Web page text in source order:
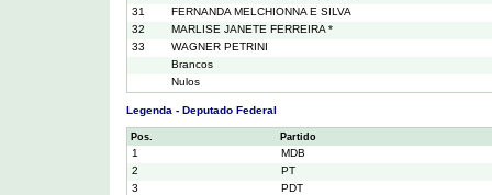
31
FERNANDA MELCHIONNA E SILVA
32
MARLISE JANETE FERREIRA *
33
WAGNER PETRINI
Brancos
Nulos
Legenda - Deputado Federal
Pos. Partido
1
MDB
2
PT
3
PDT